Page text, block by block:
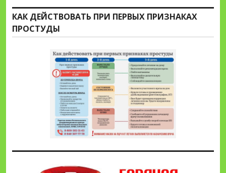
КАК ДЕЙСТВОВАТЬ ПРИ ПЕРВЫХ ПРИЗНАКАХ
ПРОСТУДЫ